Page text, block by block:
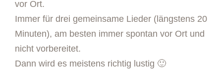
vor Ort.
Immer für drei gemeinsame Lieder (längstens 20
Minuten), am besten immer spontan vor Ort und
nicht vorbereitet.
Dann wird es meistens richtig lustig 🙂